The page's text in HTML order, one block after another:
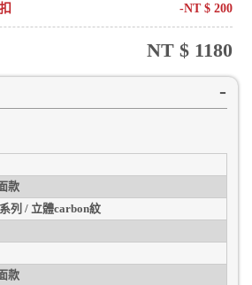
-NT $200
NT $ 1180
款
列 / 立體carbon紋
款